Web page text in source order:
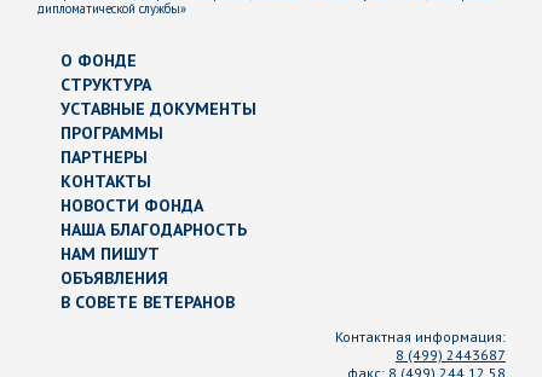
дипломатической службы»
О ФОНДЕ
СТРУКТУРА
УСТАВНЫЕ ДОКУМЕНТЫ
ПРОГРАММЫ
ПАРТНЕРЫ
КОНТАКТЫ
НОВОСТИ ФОНДА
НАША БЛАГОДАРНОСТЬ
НАМ ПИШУТ
ОБЪЯВЛЕНИЯ
В СОВЕТЕ ВЕТЕРАНОВ
Контактная информация:
8 (499) 2443687
факс: 8 (499) 244 12 58